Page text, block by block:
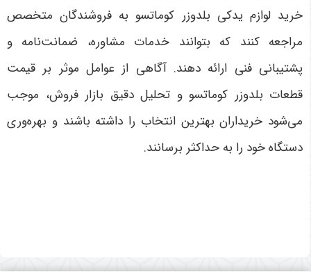
خرید لوازم یدکی بلدوزر کوماتسو به فروشندگان متخصص
مراجعه کنند که بتوانند خدمات مشاوره، ضمانت‌نامه و
پشتیبانی فنی ارائه دهند. آگاهی از عوامل موثر بر قیمت
قطعات بلدوزر کوماتسو و تحلیل دقیق بازار فروش، موجب
می‌شود خریداران بهترین انتخاب را داشته باشند و بهره‌وری
دستگاه خود را به حداکثر برسانند.